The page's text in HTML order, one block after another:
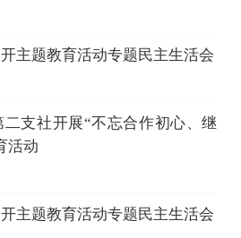
主题教育活动专题民主生活会
支社开展“不忘合作初心、继
活动
主题教育活动专题民主生活会